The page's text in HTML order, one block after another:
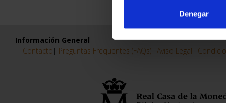
Denegar
Información General
Contacto | Preguntas Frequentes (FAQs)| Aviso Legal |